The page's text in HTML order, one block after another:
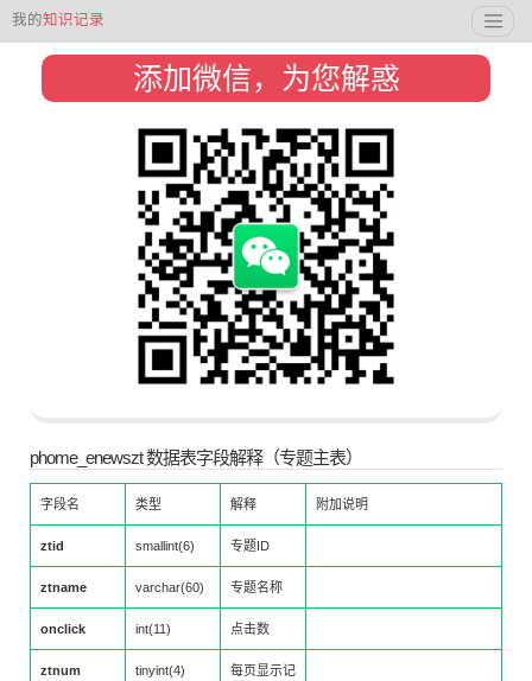
我的知识记录
添加微信，为您解惑
phome_enewszt 数据表字段解释（专题主表）
字段名 类型 解释 附加说明
ztid smallint(6) 专题ID
ztname varchar(60) 专题名称
onclick int(11) 点击数
ztnum tinyint(4)
每页显示记